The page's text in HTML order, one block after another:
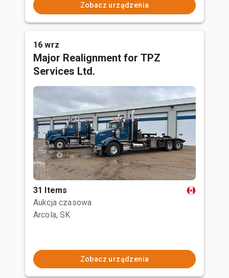
Zobacz urządzenia
16 wrz
Major Realignment for TPZ
Services Ltd.
31 Items
Aukcja czasowa
Arcola, SK
Zobacz urządzenia